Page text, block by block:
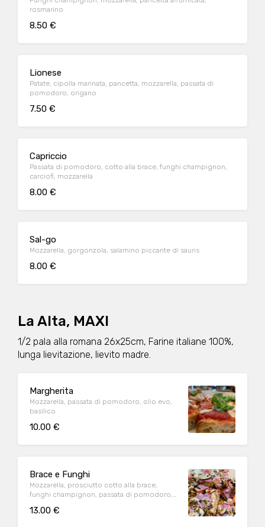
rosmarino
8.50 €
Lionese
Patate, cipolla marinata, pancetta, mozzarella, passata di
pomodoro, origano
7.50 €
Capriccio
Passata di pomodoro, cotto alla brace, funghi champignon,
carciofi, mozzarella
8.00 €
Sal-go
Mozzarella, gorgonzola, salamino piccante di sauris
8.00 €
La Alta, MAXI
1/2 pala alla romana 26x25cm, Farine italiane 100%,
lunga lievitazione, lievito madre.
Margherita
Mozzarella, passata di pomodoro, olio evo,
basilico
10.00 €
Brace e Funghi
Mozzarella, prosciutto cotto alla brace,
funghi champignon, passata di pomodoro,
13.00 €